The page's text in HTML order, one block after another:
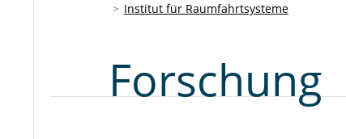
Institut für Raumfahrtsysteme
Forschung